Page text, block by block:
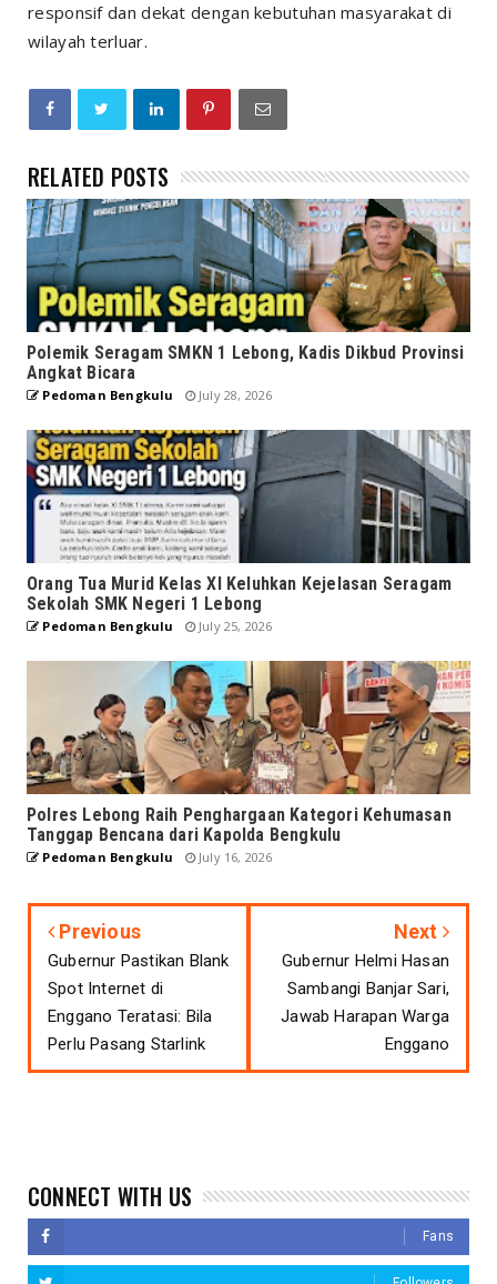
responsif dan dekat dengan kebutuhan masyarakat di
wilayah terluar.
RELATED POSTS
Polemik Seragam SMKN 1 Lebong, Kadis Dikbud Provinsi
Angkat Bicara
Pedoman Bengkulu July 28, 2026
Orang Tua Murid Kelas XI Keluhkan Kejelasan Seragam
Sekolah SMK Negeri 1 Lebong
Pedoman Bengkulu July 25, 2026
Polres Lebong Raih Penghargaan Kategori Kehumasan
Tanggap Bencana dari Kapolda Bengkulu
Pedoman Bengkulu July 16, 2026
Previous
Gubernur Pastikan Blank
Spot Internet di
Enggano Teratasi: Bila
Perlu Pasang Starlink
Next
Gubernur Helmi Hasan
Sambangi Banjar Sari,
Jawab Harapan Warga
Enggano
CONNECT WITH US
Fans